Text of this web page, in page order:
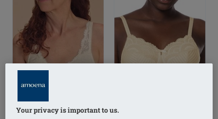
Your privacy is important to us.